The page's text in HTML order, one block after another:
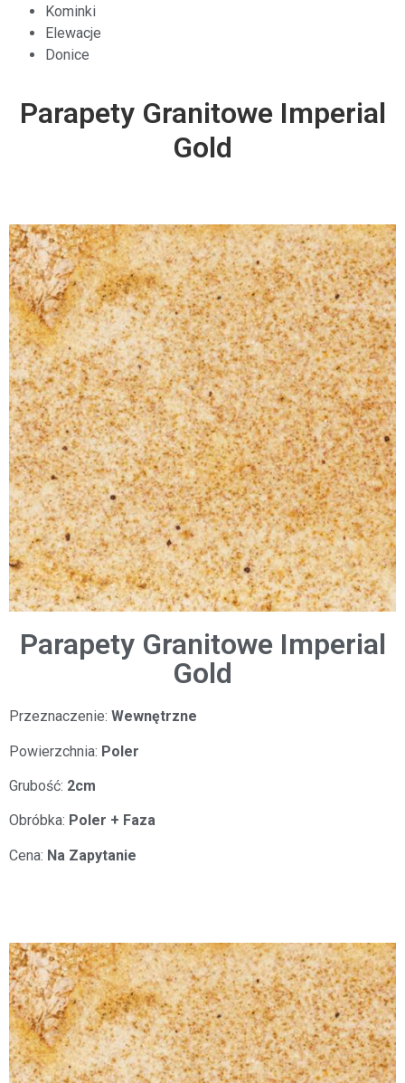
Kominki
Elewacje
Donice
Parapety Granitowe Imperial
Gold
Parapety Granitowe Imperial
Gold
Przeznaczenie: Wewnętrzne
Powierzchnia: Poler
Grubość: 2cm
Obróbka: Poler + Faza
Cena: Na Zapytanie